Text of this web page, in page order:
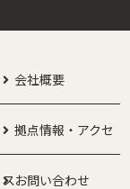
会社概要
拠点情報・アクセ
スお問い合わせ